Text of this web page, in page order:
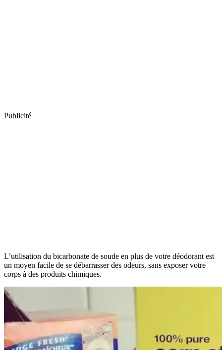
Publicité
L’utilisation du bicarbonate de soude en plus de votre déodorant est
un moyen facile de se débarrasser des odeurs, sans exposer votre
corps à des produits chimiques.